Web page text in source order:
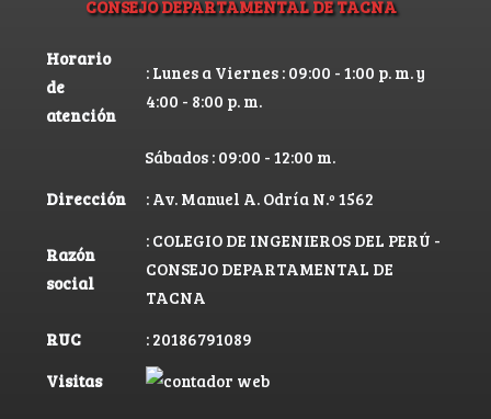
CONSEJO DEPARTAMENTAL DE TACNA
Horario
de
atención
: Lunes a Viernes : 09:00 - 1:00 p. m. y
4:00 - 8:00 p. m.
Sábados : 09:00 - 12:00 m.
Dirección
: Av. Manuel A. Odría N.º 1562
Razón
social
: COLEGIO DE INGENIEROS DEL PERÚ -
CONSEJO DEPARTAMENTAL DE
TACNA
RUC
: 20186791089
Visitas